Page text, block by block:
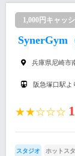
1,000円キャッ
SynerGym
兵庫県尼崎市
阪急塚口駅よ
★★☆☆☆
スタジオ ホットス